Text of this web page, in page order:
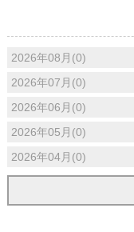
2026年08月(0)
2026年07月(0)
2026年06月(0)
2026年05月(0)
2026年04月(0)